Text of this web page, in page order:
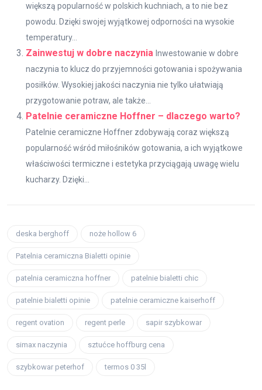
większą popularność w polskich kuchniach, a to nie bez
powodu. Dzięki swojej wyjątkowej odporności na wysokie
temperatury...
Zainwestuj w dobre naczynia Inwestowanie w dobre
naczynia to klucz do przyjemności gotowania i spożywania
posiłków. Wysokiej jakości naczynia nie tylko ułatwiają
przygotowanie potraw, ale także...
Patelnie ceramiczne Hoffner – dlaczego warto?
Patelnie ceramiczne Hoffner zdobywają coraz większą
popularność wśród miłośników gotowania, a ich wyjątkowe
właściwości termiczne i estetyka przyciągają uwagę wielu
kucharzy. Dzięki...
deska berghoff noże hollow 6
Patelnia ceramiczna Bialetti opinie
patelnia ceramiczna hoffner patelnie bialetti chic
patelnie bialetti opinie patelnie ceramiczne kaiserhoff
regent ovation regent perle sapir szybkowar
simax naczynia sztućce hoffburg cena
szybkowar peterhof termos 0 35l